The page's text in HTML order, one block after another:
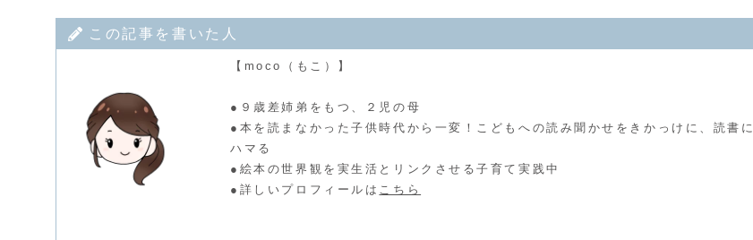
この記事を書いた人
【moco（もこ）】
●９歳差姉弟をもつ、２児の母
●本を読まなかった子供時代から一変！こどもへの読み聞かせをきかっけに、読書に
ハマる
●絵本の世界観を実生活とリンクさせる子育て実践中
●詳しいプロフィールは こちら